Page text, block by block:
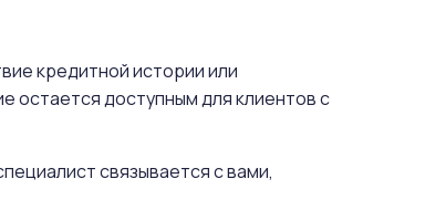
кредитной истории или
доступным для клиентов с
связывается с вами,